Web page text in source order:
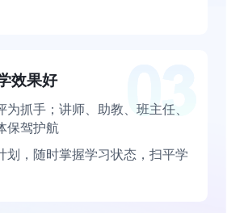
效果好
为抓手；讲师、助教、班主任、
保驾护航
划，随时掌握学习状态，扫平学